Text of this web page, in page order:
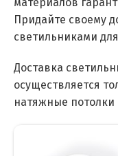
материалов
Придайте своему
светильниками
Доставка
осуществляется
натяжные